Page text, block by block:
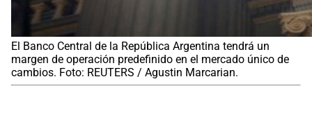
El Banco Central de la República Argentina tendrá un
margen de operación predefinido en el mercado único de
cambios. Foto: REUTERS / Agustin Marcarian.